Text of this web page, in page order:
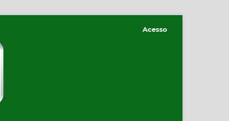
Acesso